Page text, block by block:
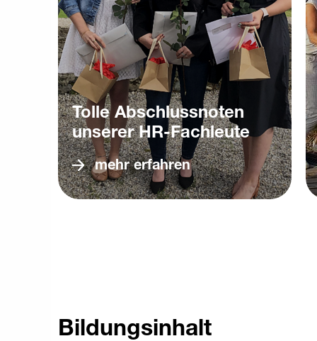
Tolle Abschlussnoten
unserer HR-Fachleute
mehr erfahren
Bildungsinhalt